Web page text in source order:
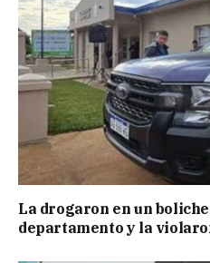
La drogaron en un
departamento y la